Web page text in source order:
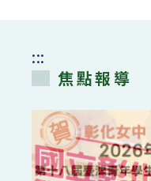
:::
焦點報導